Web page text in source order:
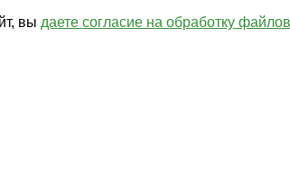
вы даете согласие на обработку